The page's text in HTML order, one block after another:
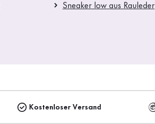
Sneaker low aus Rauleder
Kostenloser Versand